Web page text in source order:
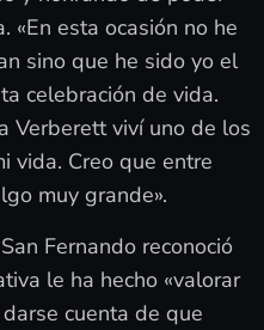
«En esta ocasión no he
sino que he sido yo el
celebración de vida.
Verberett viví uno de los
vida. Creo que entre
muy grande».
Fernando reconoció
le ha hecho «valorar
cuenta de que